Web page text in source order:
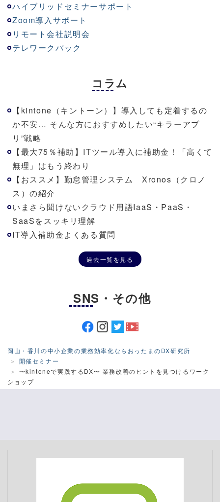
ハイブリッドセミナーサポート
Zoom導入サポート
リモート会社説明会
テレワークパック
コラム
【kintone（キントーン）】導入しても定着するの
か不安… そんな方におすすめしたい“キラーアプ
リ”戦略
【最大75％補助】ITツール導入に補助金！「高くて
無理」はもう終わり
【おススメ】勤怠管理システム Xronos（クロノ
ス）の紹介
いまさら聞けないクラウド用語IaaS・PaaS・
SaaSをスッキリ理解
IT導入補助金よくある質問
過去一覧を見る
SNS・その他
岡山・香川の中小企業の業務効率化ならおったまのDX研究所
開催セミナー
〜kintoneで実践するDX〜 業務改善のヒントを見つけるワーク
ショップ